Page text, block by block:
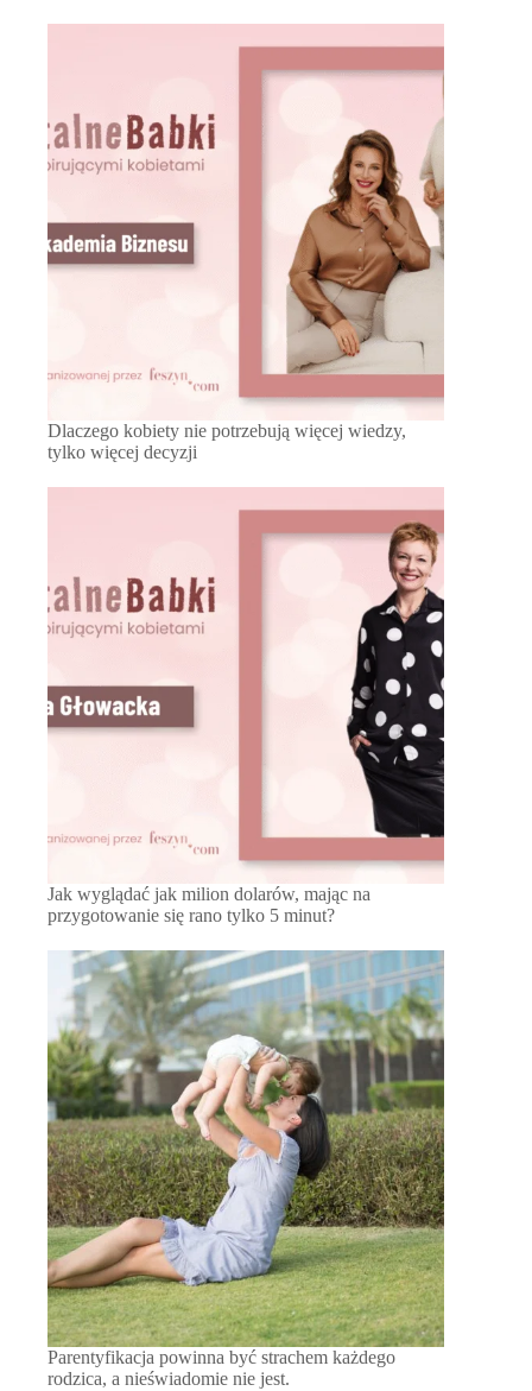
Dlaczego kobiety nie potrzebują więcej wiedzy,
tylko więcej decyzji
Jak wyglądać jak milion dolarów, mając na
przygotowanie się rano tylko 5 minut?
Parentyfikacja powinna być strachem każdego
rodzica, a nieświadomie nie jest.